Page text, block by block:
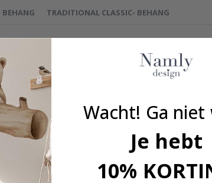
ster- en stippenontwerp creëert een serene en
door ons eigen getalenteerde ontwerpteam.
een exclusief gevoel.
wat niet alleen uitstekende kwaliteit
omgeving.
BEHANG TRADITIONAL CLASSIC- BEHANG
Wacht! Ga niet
Je hebt
10%